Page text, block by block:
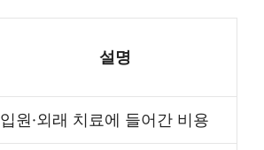
설명
입원·외래 치료에 들어간 비용